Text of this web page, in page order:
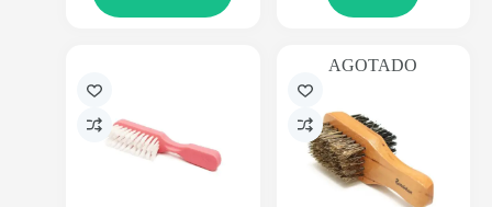
AGOTADO